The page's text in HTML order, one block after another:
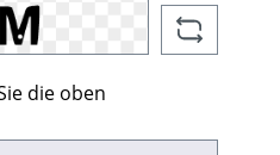
die oben